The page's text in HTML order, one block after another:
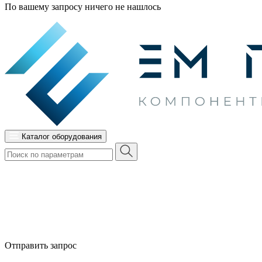
По вашему запросу ничего не нашлось
Каталог оборудования
Отправить запрос